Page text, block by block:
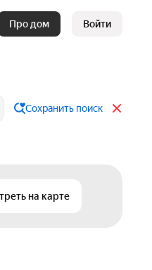
Про дом Войти
Сохранить поиск
на карте